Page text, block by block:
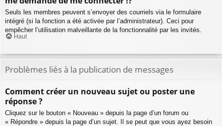
Seuls les membres peuvent s’envoyer des courriels via le formulaire
intégré (si la fonction a été activée par l’administrateur). Ceci pour
empêcher l’utilisation malveillante de la fonctionnalité par les invités.
Haut
Problèmes liés à la publication de messages
Comment créer un nouveau sujet ou poster une
réponse ?
Cliquez sur le bouton « Nouveau » depuis la page d’un forum ou
« Répondre » depuis la page d’un sujet. Il se peut que vous ayez besoin